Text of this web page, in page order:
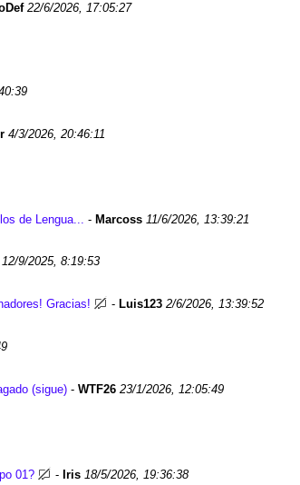
22/6/2026, 17:05:27
4/3/2026, 20:46:11
de Lengua... - Marcoss 11/6/2026, 13:39:21
12/9/2025, 8:19:53
Gracias! - Luis123 2/6/2026, 13:39:52
(sigue) - WTF26 23/1/2026, 12:05:49
01? - Iris 18/5/2026, 19:36:38